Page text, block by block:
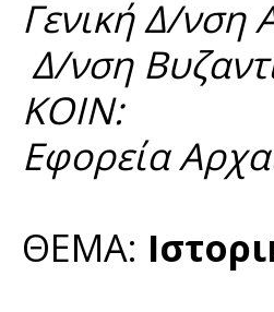
Γενική Δ/νση
Δ/νση
ΚΟΙΝ:
Εφορεία
ΘΕΜΑ: